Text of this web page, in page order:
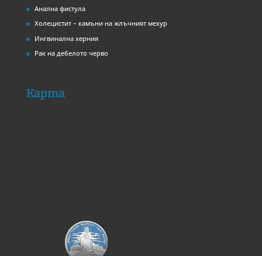
Анална фистула
Холецистит – камъни на жлъчният мехур
Ингвинална херния
Рак на дебелото черво
Карта